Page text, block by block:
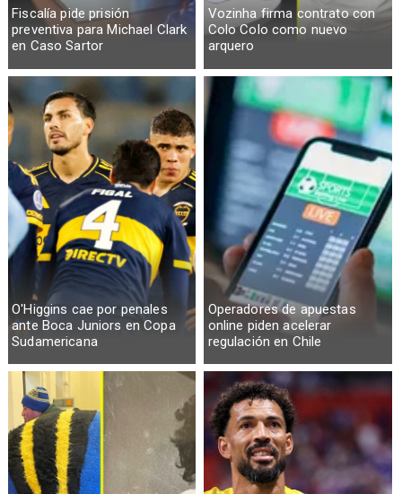
Fiscalía pide prisión
preventiva para Michael Clark
en Caso Sartor
Vozinha firma contrato con
Colo Colo como nuevo
arquero
O'Higgins cae por penales
ante Boca Juniors en Copa
Sudamericana
Operadores de apuestas
online piden acelerar
regulación en Chile